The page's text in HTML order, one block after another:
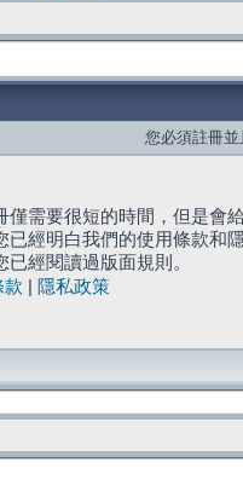
您必須註冊
僅需要很短的時間，但是會
已經明白我們的使用條款和
經閱讀過版面規則。
款
隱私政策